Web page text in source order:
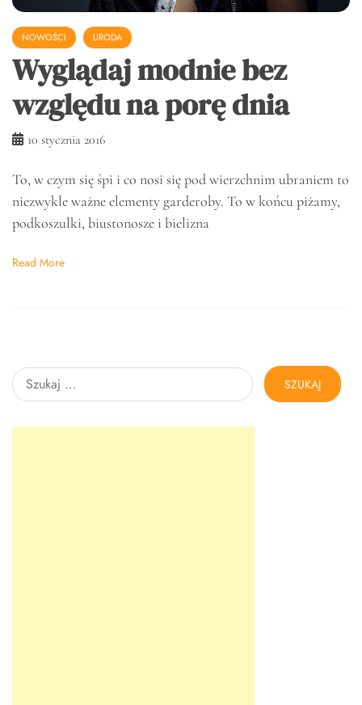
NOWOŚCI URODA
Wyglądaj modnie bez
względu na porę dnia
10 stycznia 2016
To, w czym się śpi i co nosi się pod wierzchnim ubraniem to
niezwykle ważne elementy garderoby. To w końcu piżamy,
podkoszulki, biustonosze i bielizna
Read More
Szukaj: